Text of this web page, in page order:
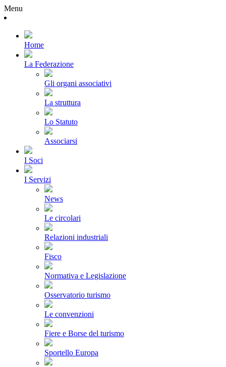
Menu
Home
La Federazione
Gli organi associativi
La struttura
Lo Statuto
Associarsi
I Soci
I Servizi
News
Le circolari
Relazioni industriali
Fisco
Normativa e Legislazione
Osservatorio turismo
Le convenzioni
Fiere e Borse del turismo
Sportello Europa